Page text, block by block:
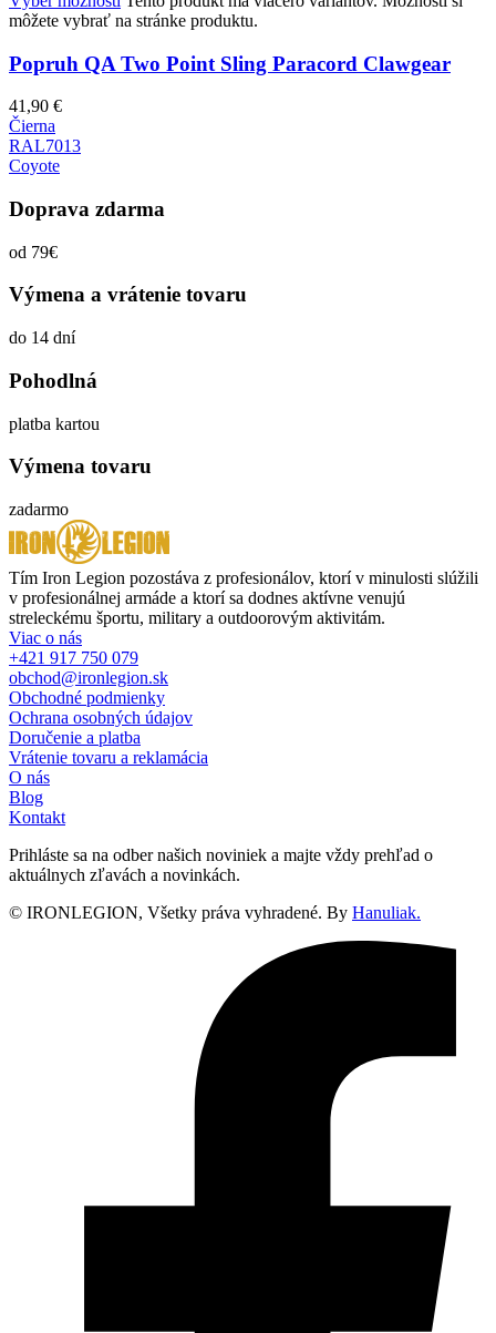
môžete vybrať na stránke produktu.
Popruh QA Two Point Sling Paracord Clawgear
41,90 €
Čierna
RAL7013
Coyote
Doprava zdarma
od 79€
Výmena a vrátenie tovaru
do 14 dní
Pohodlná
platba kartou
Výmena tovaru
zadarmo
Tím Iron Legion pozostáva z profesionálov, ktorí v minulosti slúžili
v profesionálnej armáde a ktorí sa dodnes aktívne venujú
streleckému športu, military a outdoorovým aktivitám.
Viac o nás
+421 917 750 079
obchod@ironlegion.sk
Obchodné podmienky
Ochrana osobných údajov
Doručenie a platba
Vrátenie tovaru a reklamácia
O nás
Blog
Kontakt
Prihláste sa na odber našich noviniek a majte vždy prehľad o
aktuálnych zľavách a novinkách.
© IRONLEGION, Všetky práva vyhradené. By Hanuliak.